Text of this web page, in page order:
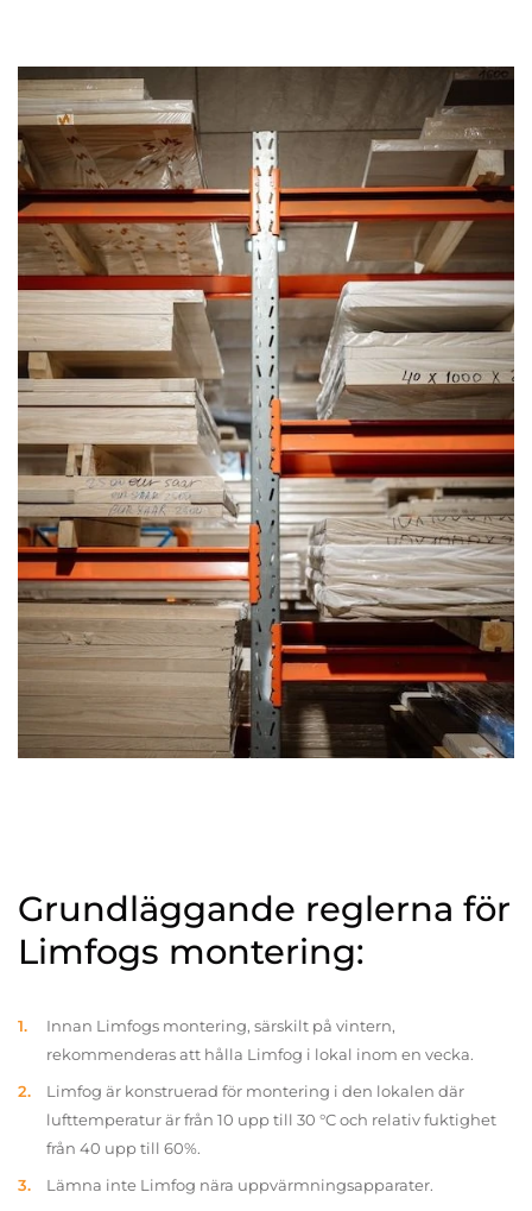
Grundläggande reglerna för
Limfogs montering:
Innan Limfogs montering, särskilt på vintern,
rekommenderas att hålla Limfog i lokal inom en vecka.
Limfog är konstruerad för montering i den lokalen där
lufttemperatur är från 10 upp till 30 °C och relativ fuktighet
från 40 upp till 60%.
Lämna inte Limfog nära uppvärmningsapparater.